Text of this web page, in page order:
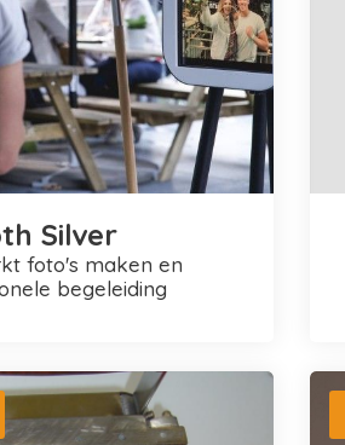
Silver
begeleiding